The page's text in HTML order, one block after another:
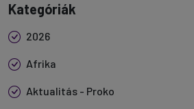
Kategóriák
2026
Afrika
Aktualitás - Proko